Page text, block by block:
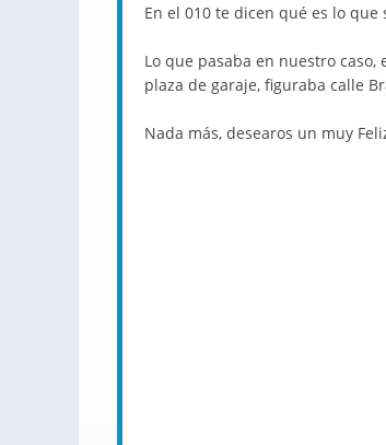
En el 010 te dicen qué es lo
Lo que pasaba en nuestro
plaza de garaje, figuraba calle
Nada más, desearos un muy